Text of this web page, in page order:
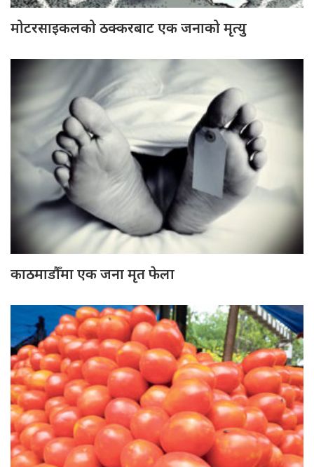
मोटरसाइकलको ठक्करबाट एक जनाको मृत्यु
काठमाडौँमा एक जना मृत फेला